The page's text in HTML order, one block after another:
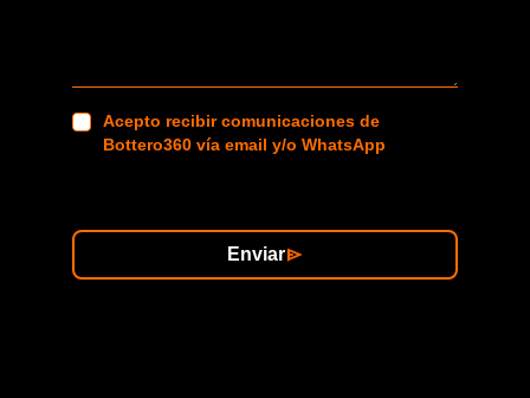
Acepto recibir comunicaciones de
Bottero360 vía email y/o WhatsApp
Enviar